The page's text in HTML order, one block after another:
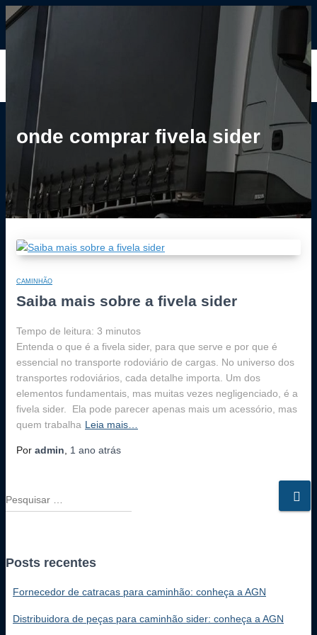
ALTERNAR
NAVEGAÇÃO
HOME
BLOG
CONTATO
onde comprar fivela sider
CAMINHÃO
Saiba mais sobre a fivela sider
Tempo de leitura: 3 minutos
Entenda o que é a fivela sider, para que serve e por que é
essencial no transporte rodoviário de cargas. No universo dos
transportes rodoviários, cada detalhe importa. Um dos
elementos fundamentais, mas muitas vezes negligenciado, é a
fivela sider. Ela pode parecer apenas mais um acessório, mas
quem trabalha Leia mais…
Por admin, 1 ano atrás
P
e
u
Posts recentes
Fornecedor de catracas para caminhão: conheça a AGN
Distribuidora de peças para caminhão sider: conheça a AGN